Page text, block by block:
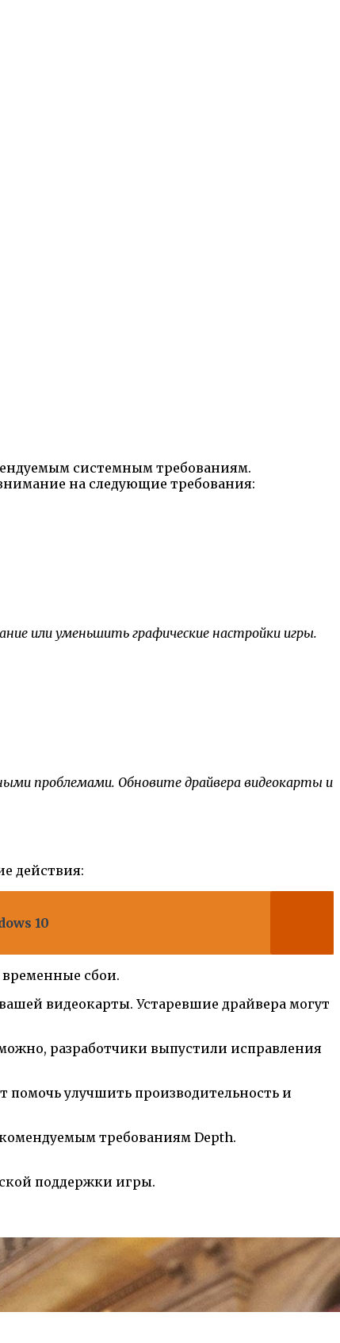
системным требованиям.
на следующие требования:
или уменьшить графические настройки игры.
проблемами. Обновите драйвера видеокарты и
действия:
10
временные сбои.
видеокарты. Устаревшие драйвера могут
разработчики выпустили исправления
помочь улучшить производительность и
требованиям Depth.
поддержки игры.